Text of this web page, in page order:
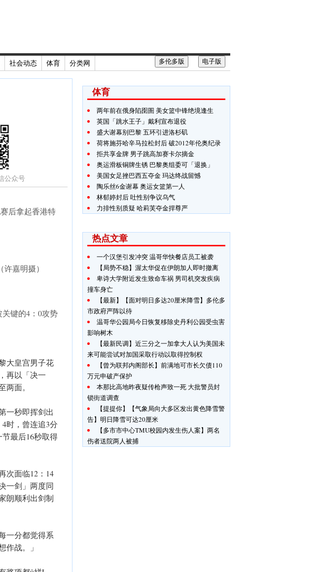
社会动态 体育 分类网 电子版
多伦多版
公众号
后拿起香港特
嘉明摄）
键的4：0攻势
大皇宫男子花
再以「决一
面。
一秒即挥剑出
时，曾连追3分
最后16秒取得
次面临12：14
一剑」两度同
朗顺利出剑制
一分都觉得系
作战。」
体育
两年前在俄身陷囹圄 美女篮中锋绝境逢生
英国「跳水王子」戴利宣布退役
盛大谢幕别巴黎 五环引进洛杉矶
荷将施芬哈辛马拉松封后 破2012年伦奥纪录
拒共享金牌 男子跳高加赛卡尔摘金
奥运滑板铜牌生锈 巴黎奥组委可「退换」
美国女足挫巴西五夺金 玛达终战留憾
陶乐丝6金谢幕 奥运女篮第一人
林郁婷封后 吐性别争议乌气
力排性别质疑 哈莉芙夺金捍尊严
热点文章
一个汉堡引发冲突 温哥华快餐店员工被袭
【局势不稳】渥太华促在伊朗加人即时撤离
卑诗大学附近发生致命车祸 男司机突发疾病
撞车身亡
【最新】【面对明日多达20厘米降雪】多伦多
市政府严阵以待
温哥华公园局今日恢复移除史丹利公园受虫害
影响树木
【最新民调】近三分之一加拿大人认为美国未
来可能尝试对加国采取行动以取得控制权
【曾为联邦内阁部长】前满地可市长欠债110
万元申破产保护
本那比高地昨夜疑传枪声致一死 大批警员封
锁街道调查
【提提你】【气象局向大多区发出黄色降雪警
告】明日降雪可达20厘米
【多市市中心TMU校园内发生伤人案】两名
伤者送院两人被捕